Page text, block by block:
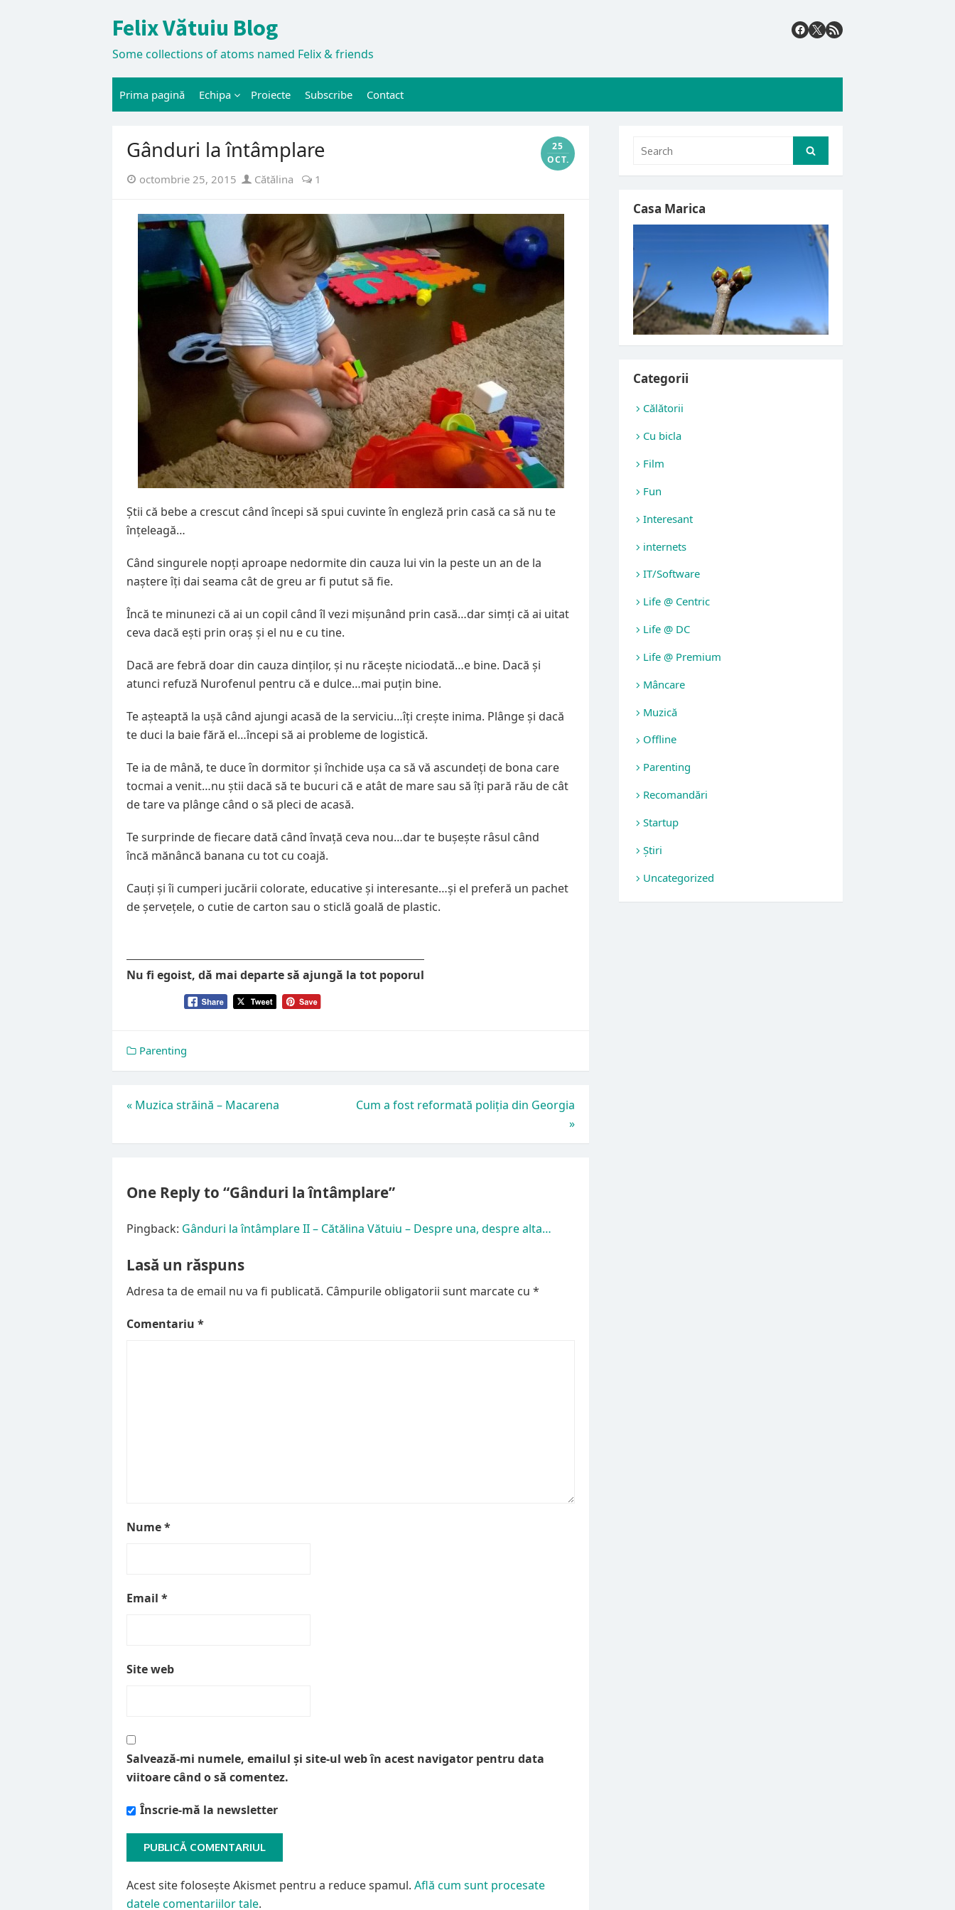
to
Felix Vătuiu Blog
Some collections of atoms named Felix & friends
Prima pagină Echipa Proiecte Subscribe Contact
Gânduri la întâmplare
25
OCT.
Posted
octombrie 25, 2015 Author
Cătălina 1
Știi că bebe a crescut când începi să spui cuvinte în engleză prin casă ca să nu te
înțeleagă…
Când singurele nopți aproape nedormite din cauza lui vin la peste un an de la
naștere îți dai seama cât de greu ar fi putut să fie.
Încă te minunezi că ai un copil când îl vezi mișunând prin casă…dar simți că ai uitat
ceva dacă ești prin oraș și el nu e cu tine.
Dacă are febră doar din cauza dinților, și nu răcește niciodată…e bine. Dacă și
atunci refuză Nurofenul pentru că e dulce…mai puțin bine.
Te așteaptă la ușă când ajungi acasă de la serviciu…îți crește inima. Plânge și dacă
te duci la baie fără el…începi să ai probleme de logistică.
Te ia de mână, te duce în dormitor și închide ușa ca să vă ascundeți de bona care
tocmai a venit…nu știi dacă să te bucuri că e atât de mare sau să îți pară rău de cât
de tare va plânge când o să pleci de acasă.
Te surprinde de fiecare dată când învață ceva nou…dar te bușește râsul când
încă mănâncă banana cu tot cu coajă.
Cauți și îi cumperi jucării colorate, educative și interesante…și el preferă un pachet
de șervețele, o cutie de carton sau o sticlă goală de plastic.
Nu fi egoist, dă mai departe să ajungă la tot poporul
Parenting
Navigare
« Muzica străină – Macarena
Cum a fost reformată poliția din Georgia
»
One Reply to “Gânduri la întâmplare”
Pingback: Gânduri la întâmplare II – Cătălina Vătuiu – Despre una, despre alta…
Lasă un răspuns
Adresa ta de email nu va fi publicată. Câmpurile obligatorii sunt marcate cu *
Comentariu *
Nume*
Email *
Site web
Salvează-mi numele, emailul și site-ul web în acest navigator pentru data
viitoare când o să comentez.
Înscrie-mă la newsletter
Acest site folosește Akismet pentru a reduce spamul. Află cum sunt procesate
datele comentariilor tale.
Search
Search
Casa Marica
Categorii
Călătorii
Cu bicla
Film
Fun
Interesant
internets
IT/Software
Life @ Centric
Life @ DC
Life @ Premium
Mâncare
Muzică
Offline
Parenting
Recomandări
Startup
Știri
Uncategorized